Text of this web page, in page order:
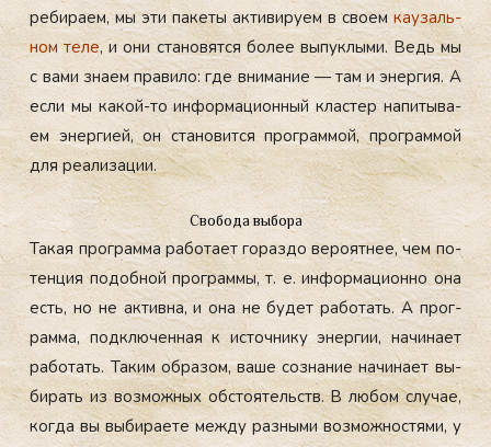
реби­ра­ем, мы эти па­кеты ак­ти­виру­ем в сво­емка­узаль­
ном те­ле, и они ста­новят­ся бо­лее вы­пук­лы­ми. Ведь мы
с ва­ми зна­ем пра­вило: где вни­мание — там и энер­гия. А
ес­ли мы ка­кой-то ин­форма­ци­он­ный клас­тер на­питы­ва­
ем энер­ги­ей, он ста­новит­ся прог­раммой, прог­раммой
для ре­али­зации.
Свобода выбора
Та­кая прог­рамма ра­бота­ет го­раз­до ве­ро­ят­нее, чем по­
тен­ция по­доб­ной прог­раммы, т. е. ин­форма­ци­он­но она
есть, но не ак­тивна, и она не бу­дет ра­ботать. А прог­
рамма, под­клю­чен­ная к ис­точни­ку энер­гии, на­чина­ет
ра­ботать. Та­ким об­ра­зом, ва­ше соз­на­ние на­чина­ет вы­
бирать из воз­можных об­сто­ятель­ств. В лю­бом слу­чае,
ког­да вы вы­бира­ете меж­ду раз­ны­ми воз­можнос­тя­ми, у